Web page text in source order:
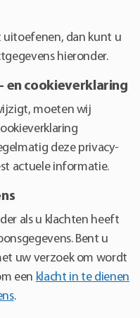
uitoefenen, dan kunt u
hieronder.
en cookieverklaring
moeten wij
deze privacy-
actuele informatie.
als u klachten heeft
Bent u
uw verzoek om wordt
een klacht in te dienen
.